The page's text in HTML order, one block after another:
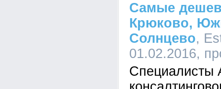
Самые
Крюково,
Солнцево,
01.02.2016,
Специалисты